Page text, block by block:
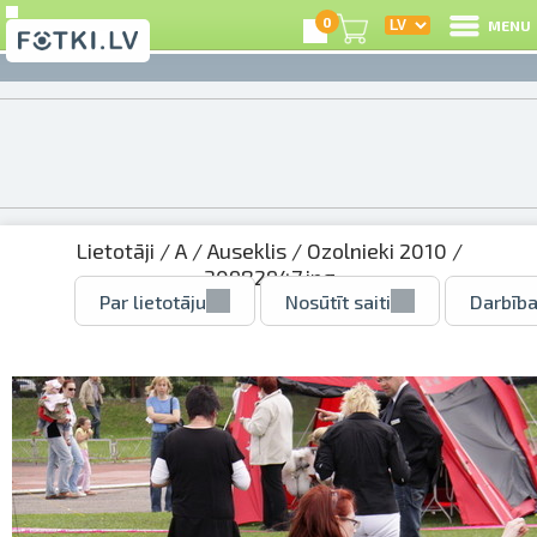
0 MENU
Lietotāji /A/Auseklis/ Ozolnieki 2010 /
30982947.jpg
Par lietotāju Nosūtīt saiti